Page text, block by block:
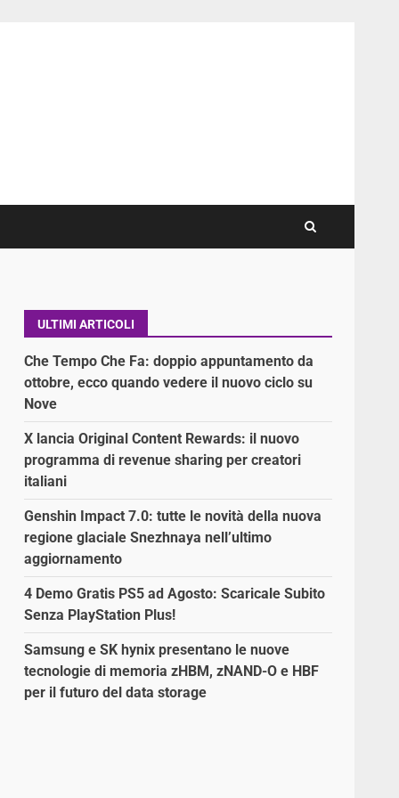
ULTIMI ARTICOLI
Che Tempo Che Fa: doppio appuntamento da
ottobre, ecco quando vedere il nuovo ciclo su
Nove
X lancia Original Content Rewards: il nuovo
programma di revenue sharing per creatori
italiani
Genshin Impact 7.0: tutte le novità della nuova
regione glaciale Snezhnaya nell’ultimo
aggiornamento
4 Demo Gratis PS5 ad Agosto: Scaricale Subito
Senza PlayStation Plus!
Samsung e SK hynix presentano le nuove
tecnologie di memoria zHBM, zNAND-O e HBF
per il futuro del data storage